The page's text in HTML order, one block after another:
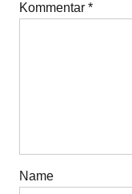
Kommentar *
Name